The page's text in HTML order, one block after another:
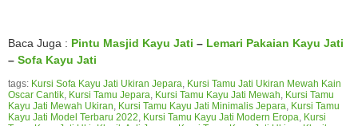
Baca Juga : Pintu Masjid Kayu Jati – Lemari Pakaian Kayu Jati
– Sofa Kayu Jati
tags: Kursi Sofa Kayu Jati Ukiran Jepara, Kursi Tamu Jati Ukiran Mewah Kain
Oscar Cantik, Kursi Tamu Jepara, Kursi Tamu Kayu Jati Mewah, Kursi Tamu
Kayu Jati Mewah Ukiran, Kursi Tamu Kayu Jati Minimalis Jepara, Kursi Tamu
Kayu Jati Model Terbaru 2022, Kursi Tamu Kayu Jati Modern Eropa, Kursi